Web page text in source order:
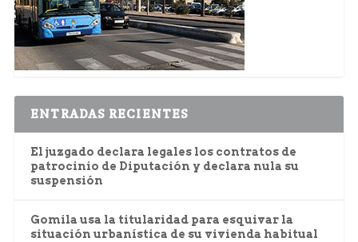
ENTRADAS RECIENTES
El juzgado declara legales los contratos de
patrocinio de Diputación y declara nula su
suspensión
Gomila usa la titularidad para esquivar la
situación urbanística de su vivienda habitual